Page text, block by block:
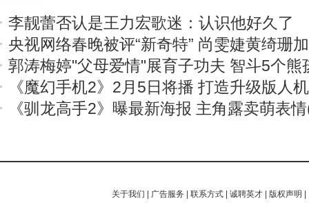
李靓蕾否认是王力宏歌迷：认识他好久了
央视网络春晚被评“新奇特” 尚雯婕黄绮珊
郭涛梅婷"父母爱情"展育子功夫 智斗5个熊
《魔幻手机2》2月5日将播 打造升级版人
《驯龙高手2》曝最新海报 主角露卖萌表
关于我们 广告服务 |联系方式 |诚聘英才 版权声明